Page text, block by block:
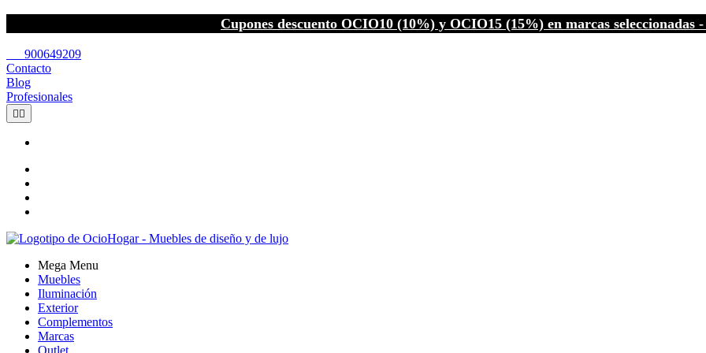
Cupones descuento OCIO10 (10%) y OCIO15 (15%) en marcas seleccionadas
900649209
Contacto
Blog
Profesionales
 
Mega Menu
Muebles
Iluminación
Exterior
Complementos
Marcas
Outlet